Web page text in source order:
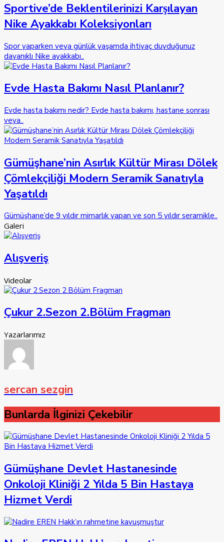
Sportive’de Beklentilerinizi Karşılayan
Nike Ayakkabı Koleksiyonları
Spor yaparken veya günlük yaşamda ihtiyaç duyduğunuz
dayanıklı Nike ayakkabı..
Evde Hasta Bakımı Nasıl Planlanır?
Evde hasta bakımı nedir? Evde hasta bakımı, hastane sonrası
veya..
Gümüşhane’nin Asırlık Kültür Mirası Dölek
Çömlekçiliği Modern Seramik Sanatıyla
Yaşatıldı
Gümüşhane’de 9 yıldır mimarlık yapan ve son 5 yıldır seramikle..
Galeri
Alışveriş
Videolar
Çukur 2.Sezon 2.Bölüm Fragman
Yazarlarımız
sercan sezgin
Bunlarda İlginizi Çekebilir
Gümüşhane Devlet Hastanesinde
Onkoloji Kliniği 2 Yılda 5 Bin Hastaya
Hizmet Verdi